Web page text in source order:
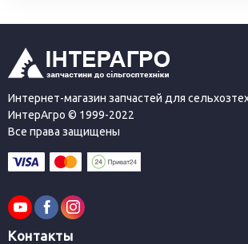
В настоящее время в ассортименте
этим брендом товаров не только
технические жидкости, но и товары
потребления, предназначенные для
повседневного использования.
Интернет-магазин запчастей для
ИнтерАгро © 1999-2022
Все права защищены
Контакты